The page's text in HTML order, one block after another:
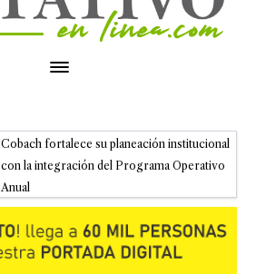
Cobach fortalece su planeación institucional
con la integración del Programa Operativo
Anual